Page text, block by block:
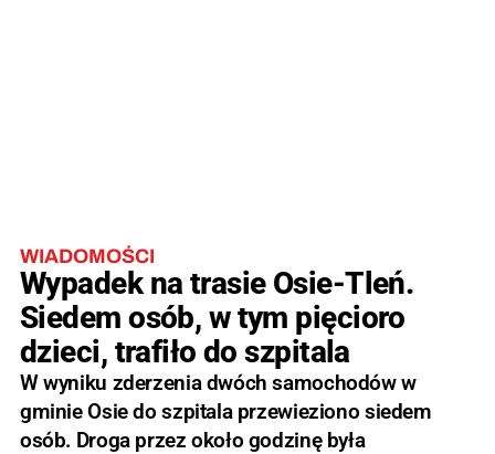
WIADOMOŚCI
Wypadek na trasie Osie-Tleń.
Siedem osób, w tym pięcioro
dzieci, trafiło do szpitala
W wyniku zderzenia dwóch samochodów w
gminie Osie do szpitala przewieziono siedem
osób. Droga przez około godzinę była